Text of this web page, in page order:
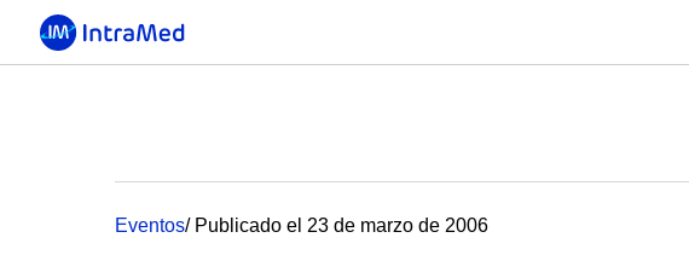
Eventos/ Publicado el 23 de marzo de 2006